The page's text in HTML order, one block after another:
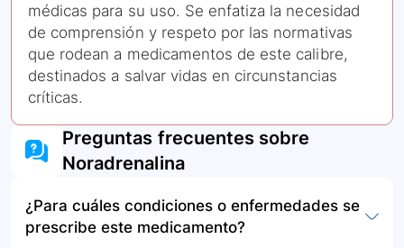
médicas para su uso. Se enfatiza la necesidad
de comprensión y respeto por las normativas
que rodean a medicamentos de este calibre,
destinados a salvar vidas en circunstancias
críticas.
Preguntas frecuentes sobre
Noradrenalina
¿Para cuáles condiciones o enfermedades se
prescribe este medicamento?